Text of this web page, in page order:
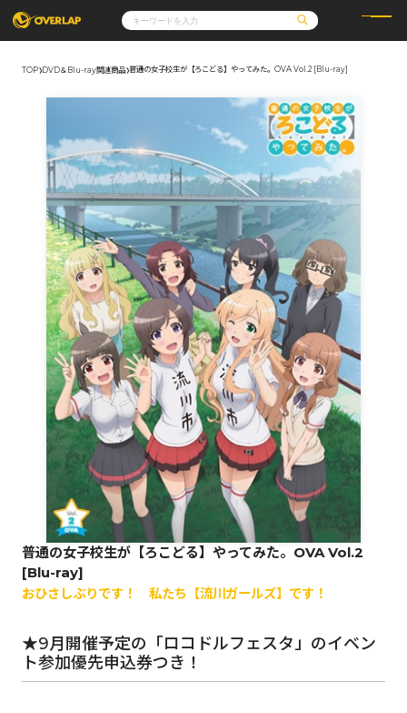
コミッククリエ
ノベルス
ノベルスf
ロサージュノベルス
コミックエッセイ
ポケットモンスター
アニメ
ゲーム
通販・NEWS
OVERLAP STORE
オーバーラップ広報室
企業
会社概要
採用情報
アクセス
オーバーラップホールディングス
お問い合わせはこちら
オーバーラップ文庫
オーバーラップノベルス
オーバーラップノベルスf
ロサージュノベルス
コミックガルド
TOP DVD＆Blu-ray関連商品 普通の女子校生が【ろこどる】やってみた。OVA Vol.2 [Blu-ray]
普通の女子校生が【ろこどる】やってみた。OVA Vol.2
[Blu-ray]
おひさしぶりです！ 私たち【流川ガールズ】です！
★9月開催予定の「ロコドルフェスタ」のイベン
ト参加優先申込券つき！